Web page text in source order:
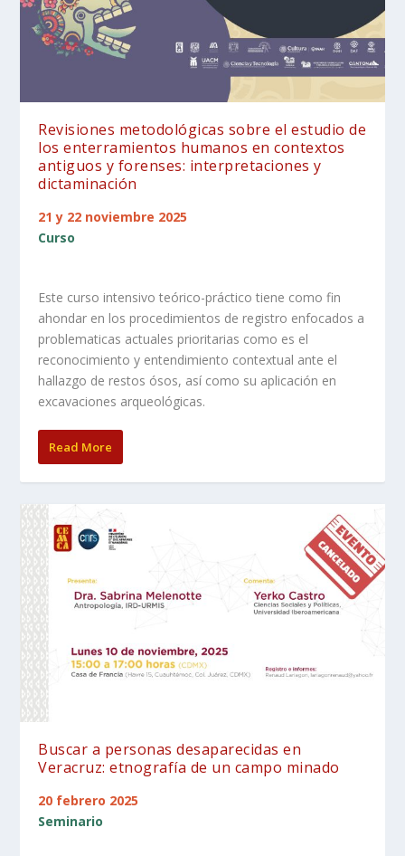
Revisiones metodológicas sobre el estudio de
los enterramientos humanos en contextos
antiguos y forenses: interpretaciones y
dictaminación
21 y 22 noviembre 2025
Curso
Este curso intensivo teórico-práctico tiene como fin
ahondar en los procedimientos de registro enfocados a
problematicas actuales prioritarias como es el
reconocimiento y entendimiento contextual ante el
hallazgo de restos ósos, así como su aplicación en
excavaciones arqueológicas.
Read More
Buscar a personas desaparecidas en
Veracruz: etnografía de un campo minado
20 febrero 2025
Seminario